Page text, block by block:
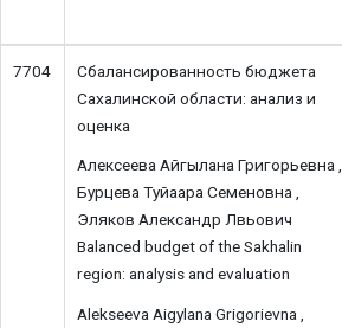
7704
Сбалансированность бюджета
Сахалинской области: анализ и
оценка
Алексеева Айгылана Григорьевна ,
Бурцева Туйаара Семеновна ,
Эляков Александр Лвьович
Balanced budget of the Sakhalin
region: analysis and evaluation
Alekseeva Aigylana Grigorievna ,